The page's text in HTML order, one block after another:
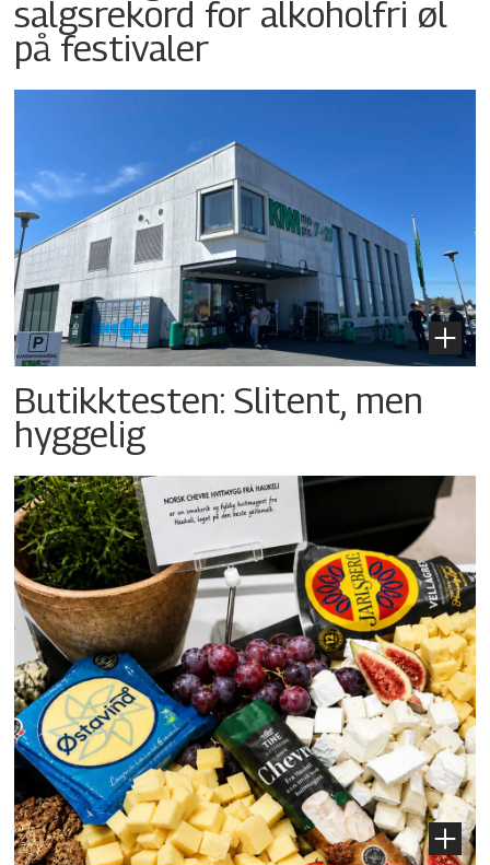
salgsrekord for alkoholfri øl
på festivaler
Butikktesten: Slitent, men
hyggelig